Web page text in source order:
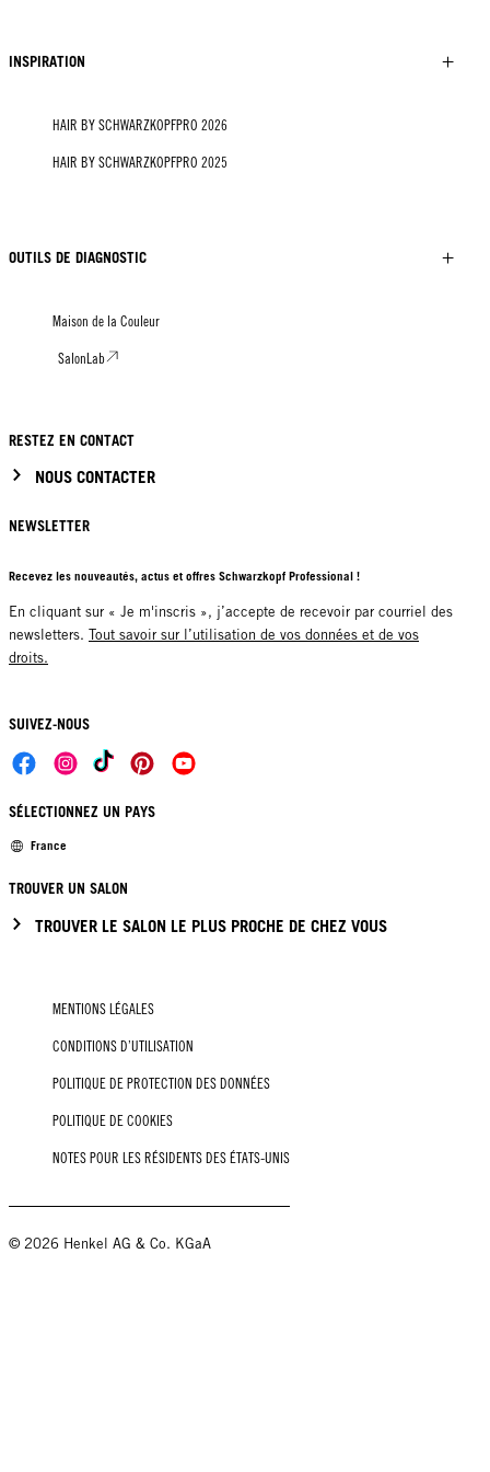
INSPIRATION
HAIR BY SCHWARZKOPFPRO 2026
HAIR BY SCHWARZKOPFPRO 2025
OUTILS DE DIAGNOSTIC
Maison de la Couleur
SalonLab
RESTEZ EN CONTACT
NOUS CONTACTER
NEWSLETTER
Recevez les nouveautés, actus et offres Schwarzkopf Professional !
En cliquant sur « Je m'inscris », j’accepte de recevoir par courriel des
newsletters. Tout savoir sur l’utilisation de vos données et de vos
droits.
SUIVEZ-NOUS
SÉLECTIONNEZ UN PAYS
France
TROUVER UN SALON
TROUVER LE SALON LE PLUS PROCHE DE CHEZ VOUS
MENTIONS LÉGALES
CONDITIONS D’UTILISATION
POLITIQUE DE PROTECTION DES DONNÉES
POLITIQUE DE COOKIES
NOTES POUR LES RÉSIDENTS DES ÉTATS-UNIS
© 2026 Henkel AG & Co. KGaA